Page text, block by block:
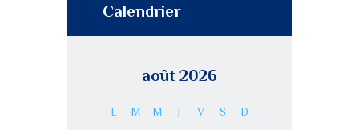
Calendrier
août 2026
L M M J V S D